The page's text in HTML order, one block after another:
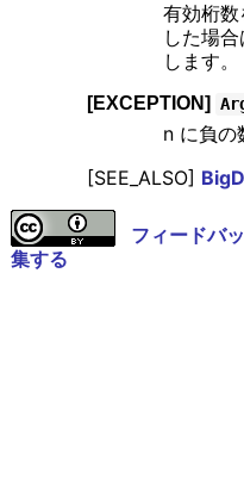
有効桁
した場合
します。
[EXCEPTION]
n に負の
[SEE_ALSO]
フィードバ
集する